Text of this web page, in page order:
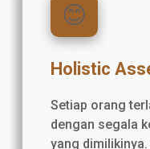
😊
Holistic
Setiap orang
dengan segala
yang dimilikinya.